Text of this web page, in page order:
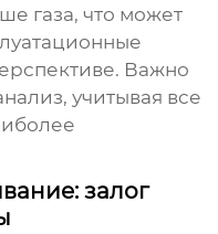
газа, что может
Важно
учитывая все
залог